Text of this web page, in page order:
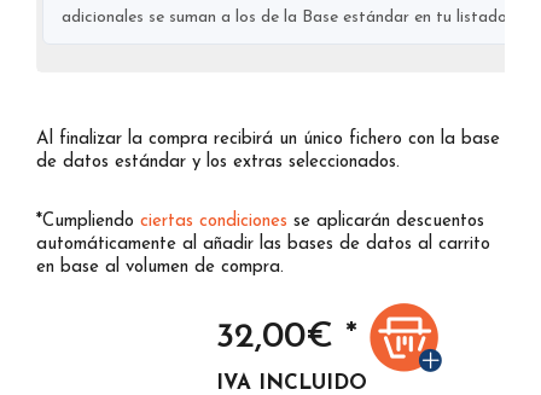
adicionales se suman a los de la Base estándar en tu listado
Al finalizar la compra recibirá un único fichero con la base
de datos estándar y los extras seleccionados.
*Cumpliendo ciertas condiciones se aplicarán descuentos
automáticamente al añadir las bases de datos al carrito
en base al volumen de compra.
32,00€ *
IVA INCLUIDO